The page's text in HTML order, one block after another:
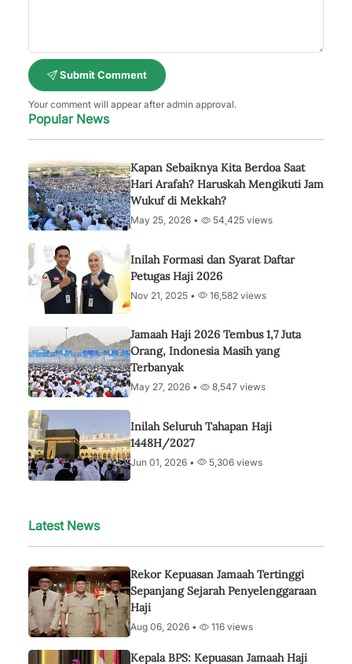
Submit Comment
Your comment will appear after admin approval.
Popular News
Kapan Sebaiknya Kita Berdoa Saat
Hari Arafah? Haruskah Mengikuti Jam
Wukuf di Mekkah?
May 25, 2026 • 54,425 views
Inilah Formasi dan Syarat Daftar
Petugas Haji 2026
Nov 21, 2025 • 16,582 views
Jamaah Haji 2026 Tembus 1,7 Juta
Orang, Indonesia Masih yang
Terbanyak
May 27, 2026 • 8,547 views
Inilah Seluruh Tahapan Haji
1448H/2027
Jun 01, 2026 • 5,306 views
Latest News
Rekor Kepuasan Jamaah Tertinggi
Sepanjang Sejarah Penyelenggaraan
Haji
Aug 06, 2026 • 116 views
Kepala BPS: Kepuasan Jamaah Haji